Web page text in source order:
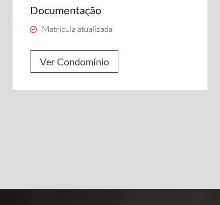
Documentação
Matrícula atualizada
Ver Condomínio